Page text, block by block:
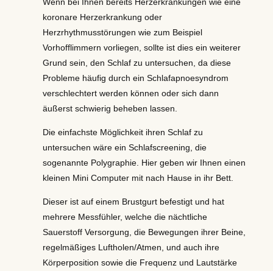
koronare Herzerkrankung oder
Herzrhythmusstörungen wie zum Beispiel
Vorhofflimmern vorliegen, sollte ist dies ein weiterer
Grund sein, den Schlaf zu untersuchen, da diese
Probleme häufig durch ein Schlafapnoesyndrom
verschlechtert werden können oder sich dann
äußerst schwierig beheben lassen.
Die einfachste Möglichkeit ihren Schlaf zu
untersuchen wäre ein Schlafscreening, die
sogenannte Polygraphie. Hier geben wir Ihnen einen
kleinen Mini Computer mit nach Hause in ihr Bett.
Dieser ist auf einem Brustgurt befestigt und hat
mehrere Messfühler, welche die nächtliche
Sauerstoff Versorgung, die Bewegungen ihrer Beine,
regelmäßiges Luftholen/Atmen, und auch ihre
Körperposition sowie die Frequenz und Lautstärke